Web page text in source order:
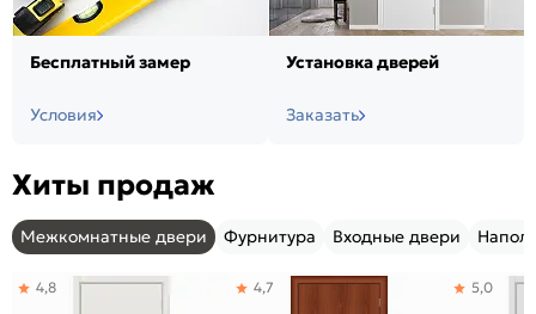
Бесплатный замер
Условия
Установка дверей
Заказать
Хиты продаж
Межкомнатные двери Фурнитура Входные двери
4,8 4,7 5,0